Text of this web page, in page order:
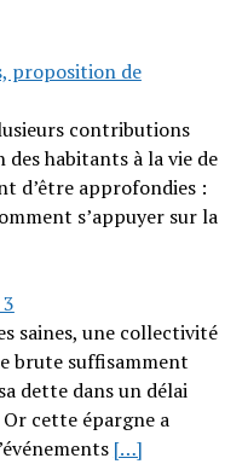
proposition de
contributions
des habitants à la vie de
d’être approfondies :
s’appuyer sur la
saines, une collectivité
brute suffisamment
dette dans un délai
cette épargne a
[…]